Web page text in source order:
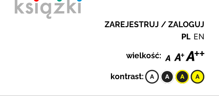
ZAREJESTRUJ / ZALOGUJ
PL EN
wielkość:
kontrast: